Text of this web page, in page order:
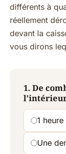
différents à
réellement
devant la
vous dirons
1. De
l'intérieur
1
Une